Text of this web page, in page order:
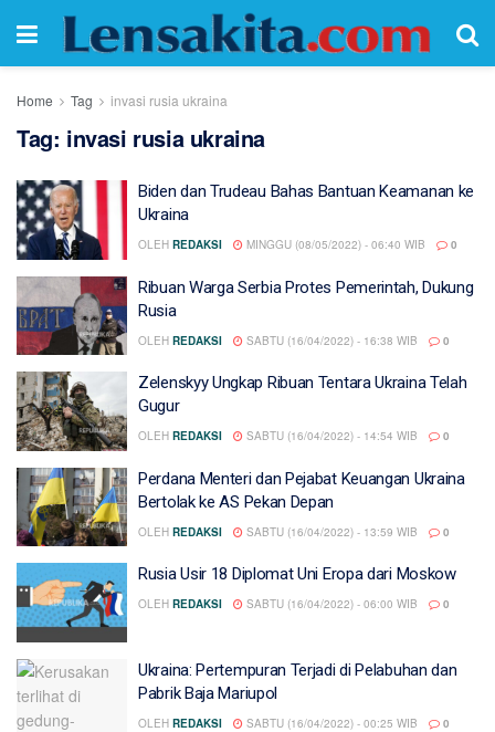
Home Tag invasi rusia ukraina
Tag: invasi rusia ukraina
Biden dan Trudeau Bahas Bantuan Keamanan ke
Ukraina
OLEH REDAKSI MINGGU (08/05/2022) - 06:40 WIB 0
Ribuan Warga Serbia Protes Pemerintah, Dukung
Rusia
OLEH REDAKSI SABTU (16/04/2022) - 16:38 WIB 0
Zelenskyy Ungkap Ribuan Tentara Ukraina Telah
Gugur
OLEH REDAKSI SABTU (16/04/2022) - 14:54 WIB 0
Perdana Menteri dan Pejabat Keuangan Ukraina
Bertolak ke AS Pekan Depan
OLEH REDAKSI SABTU (16/04/2022) - 13:59 WIB 0
Rusia Usir 18 Diplomat Uni Eropa dari Moskow
OLEH REDAKSI SABTU (16/04/2022) - 06:00 WIB 0
Ukraina: Pertempuran Terjadi di Pelabuhan dan
Pabrik Baja Mariupol
OLEH REDAKSI SABTU (16/04/2022) - 00:25 WIB 0